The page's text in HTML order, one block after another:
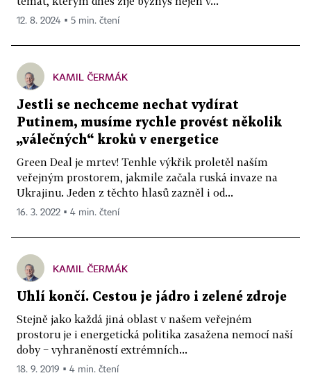
12. 8. 2024 ▪ 5 min. čtení
KAMIL ČERMÁK
Jestli se nechceme nechat vydírat
Putinem, musíme rychle provést několik
„válečných“ kroků v energetice
Green Deal je mrtev! Tenhle výkřik proletěl naším
veřejným prostorem, jakmile začala ruská invaze na
Ukrajinu. Jeden z těchto hlasů zazněl i od...
16. 3. 2022 ▪ 4 min. čtení
KAMIL ČERMÁK
Uhlí končí. Cestou je jádro i zelené zdroje
Stejně jako každá jiná oblast v našem veřejném
prostoru je i energetická politika zasažena nemocí naší
doby − vyhraněností extrémních...
18. 9. 2019 ▪ 4 min. čtení